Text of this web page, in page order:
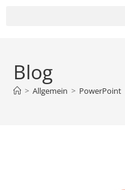
Blog
> Allgemein > PowerPoint